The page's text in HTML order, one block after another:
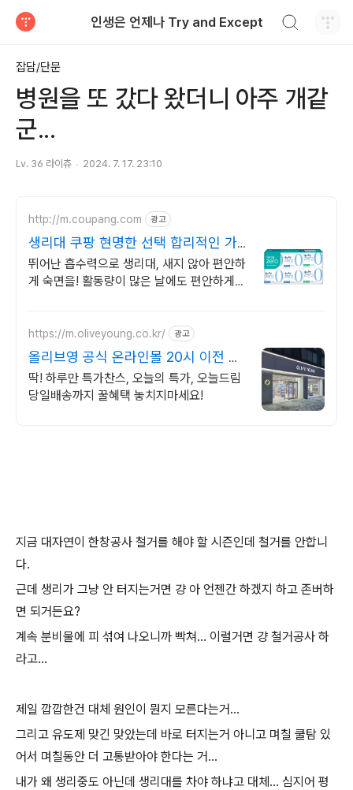
인생은 언제나 Try and Except
잡담/단문
병원을 또 갔다 왔더니 아주 개같
군...
Lv. 36 라이츄 2024. 7. 17. 23:10
http://m.coupang.com 광고
생리대 쿠팡 현명한 선택 합리적인 가
격
뛰어난 흡수력으로 생리대, 새지 않아 편안하
게 숙면을! 활동량이 많은 날에도 편안하게!
https://m.oliveyoung.co.kr/ 광고
올리브영 공식 온라인몰 20시 이전 주
문은 오늘드림
딱! 하루만 특가찬스, 오늘의 특가, 오늘드림
당일배송까지 꿀혜택 놓치지마세요!
지금 대자연이 한창공사 철거를 해야 할 시즌인데 철거를 안합니
다.
근데 생리가 그냥 안 터지는거면 걍 아 언젠간 하겠지 하고 존버하
면 되거든요?
계속 분비물에 피 섞여 나오니까 빡쳐... 이럴거면 걍 철거공사 하
라고...
제일 깝깝한건 대체 원인이 뭔지 모른다는거...
그리고 유도제 맞긴 맞았는데 바로 터지는거 아니고 며칠 쿨탐 있
어서 며칠동안 더 고통받아야 한다는 거...
내가 왜 생리중도 아닌데 생리대를 차야 하냐고 대체... 심지어 평